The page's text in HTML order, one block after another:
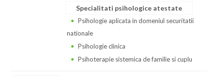
Specialitati psihologice atestate
Psihologie aplicata in domeniul securitatii
nationale
Psihologie clinica
Psihoterapie sistemica de familie si cuplu